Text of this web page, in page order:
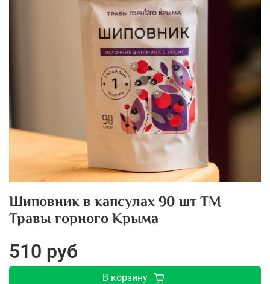
Шиповник в капсулах 90 шт ТМ
Травы горного Крыма
510 руб
В корзину